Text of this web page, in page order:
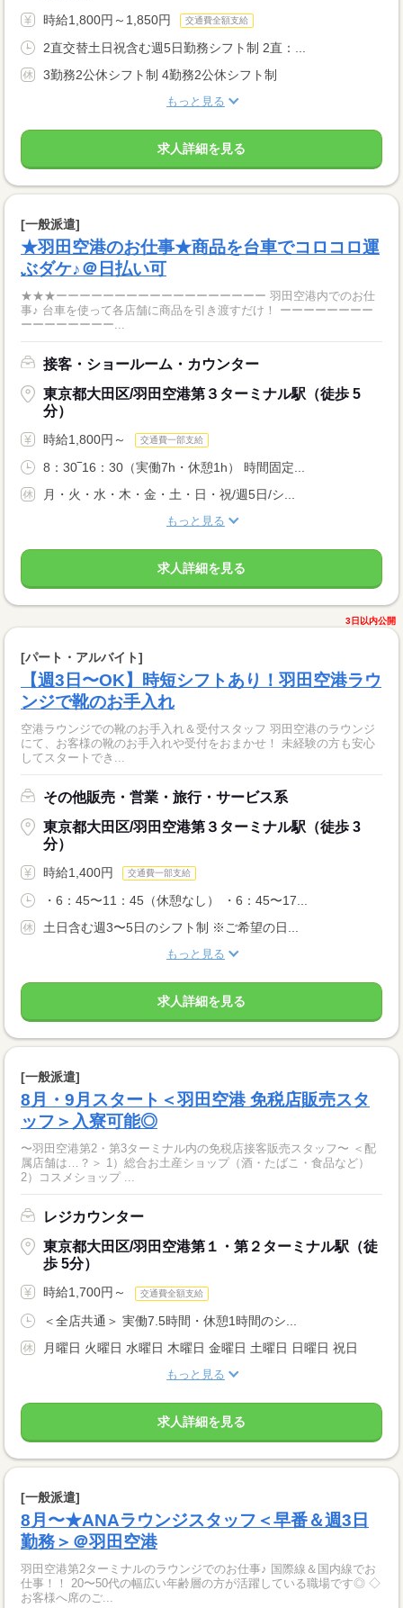
時給1,800円～1,850円 交通費全額支給
2直交替土日祝含む週5日勤務シフト制 2直：...
3勤務2公休シフト制 4勤務2公休シフト制
もっと見る
求人詳細を見る
[一般派遣]
★羽田空港のお仕事★商品を台車でコロコロ運
ぶダケ♪＠日払い可
★★★ーーーーーーーーーーーーーーーーーー 羽田空港内でのお仕
事♪ 台車を使って各店舗に商品を引き渡すだけ！ ーーーーーーーー
ーーーーーーーー...
接客・ショールーム・カウンター
東京都大田区/羽田空港第３ターミナル駅（徒歩 5
分）
時給1,800円～ 交通費一部支給
8：30‾16：30（実働7h・休憩1h） 時間固定...
月・火・水・木・金・土・日・祝/週5日/シ...
もっと見る
求人詳細を見る
3日以内公開
[パート・アルバイト]
【週3日〜OK】時短シフトあり！羽田空港ラウ
ンジで靴のお手入れ
空港ラウンジでの靴のお手入れ＆受付スタッフ 羽田空港のラウンジ
にて、お客様の靴のお手入れや受付をおまかせ！ 未経験の方も安心
してスタートでき...
その他販売・営業・旅行・サービス系
東京都大田区/羽田空港第３ターミナル駅（徒歩 3
分）
時給1,400円 交通費一部支給
・6：45〜11：45（休憩なし） ・6：45〜17...
土日含む週3〜5日のシフト制 ※ご希望の日...
もっと見る
求人詳細を見る
[一般派遣]
8月・9月スタート＜羽田空港 免税店販売スタ
ッフ＞入寮可能◎
〜羽田空港第2・第3ターミナル内の免税店接客販売スタッフ〜 ＜配
属店舗は…？＞ 1）総合お土産ショップ（酒・たばこ・食品など）
2）コスメショップ ...
レジカウンター
東京都大田区/羽田空港第１・第２ターミナル駅（徒
歩 5分）
時給1,700円～ 交通費全額支給
＜全店共通＞ 実働7.5時間・休憩1時間のシ...
月曜日 火曜日 水曜日 木曜日 金曜日 土曜日 日曜日 祝日
もっと見る
求人詳細を見る
[一般派遣]
8月〜★ANAラウンジスタッフ＜早番＆週3日
勤務＞＠羽田空港
羽田空港第2ターミナルのラウンジでのお仕事♪ 国際線＆国内線でお
仕事！！ 20〜50代の幅広い年齢層の方が活躍している職場です◎ ◇
お客様へ席のご...